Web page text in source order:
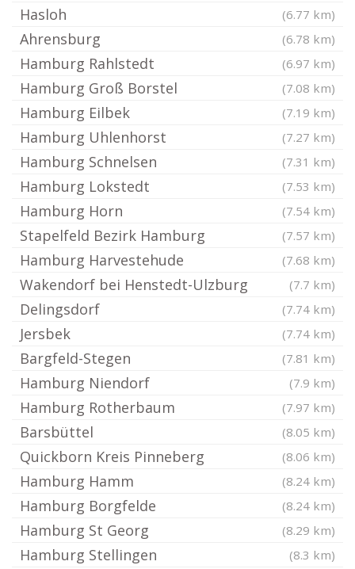
Hasloh (6.77 km)
Ahrensburg (6.78 km)
Hamburg Rahlstedt (6.97 km)
Hamburg Groß Borstel (7.08 km)
Hamburg Eilbek (7.19 km)
Hamburg Uhlenhorst (7.27 km)
Hamburg Schnelsen (7.31 km)
Hamburg Lokstedt (7.53 km)
Hamburg Horn (7.54 km)
Stapelfeld Bezirk Hamburg (7.57 km)
Hamburg Harvestehude (7.68 km)
Wakendorf bei Henstedt-Ulzburg (7.7 km)
Delingsdorf (7.74 km)
Jersbek (7.74 km)
Bargfeld-Stegen (7.81 km)
Hamburg Niendorf (7.9 km)
Hamburg Rotherbaum (7.97 km)
Barsbüttel (8.05 km)
Quickborn Kreis Pinneberg (8.06 km)
Hamburg Hamm (8.24 km)
Hamburg Borgfelde (8.24 km)
Hamburg St Georg (8.29 km)
Hamburg Stellingen (8.3 km)